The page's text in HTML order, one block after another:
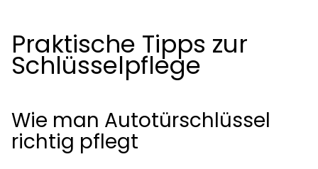
Praktische Tipps zur
Schlüsselpflege
Wie man Autotürschlüssel
richtig pflegt